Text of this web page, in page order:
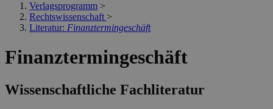
Verlagsprogramm >
Rechtswissenschaft >
Literatur: Finanztermingeschäft
Finanztermingeschäft
Wissenschaftliche Fachliteratur